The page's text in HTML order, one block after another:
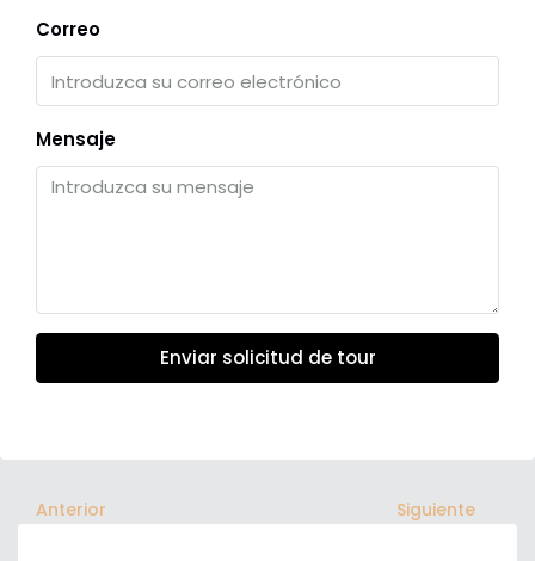
Correo
Mensaje
Enviar solicitud de tour
Anterior Siguiente